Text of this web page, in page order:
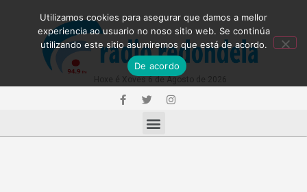
Utilizamos cookies para asegurar que damos a mellor
experiencia ao usuario no noso sitio web. Se continúa
utilizando este sitio asumiremos que está de acordo.
De acordo